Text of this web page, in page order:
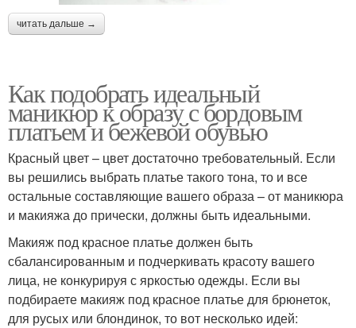
читать дальше →
Как подобрать идеальный
маникюр к образу с бордовым
платьем и бежевой обувью
Красный цвет – цвет достаточно требовательный. Если
вы решились выбрать платье такого тона, то и все
остальные составляющие вашего образа – от маникюра
и макияжа до прически, должны быть идеальными.
Макияж под красное платье должен быть
сбалансированным и подчеркивать красоту вашего
лица, не конкурируя с яркостью одежды. Если вы
подбираете макияж под красное платье для брюнеток,
для русых или блондинок, то вот несколько идей: